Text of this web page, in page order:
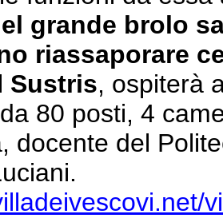
grande brolo
riassaporare
Sustris, ospiterà
80 posti, 4
docente del